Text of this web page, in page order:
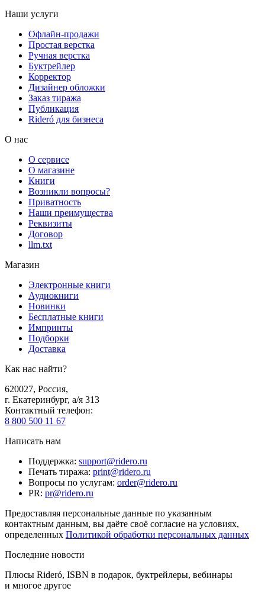
Наши услуги
Офлайн-продажи
Простая верстка
Ручная верстка
Буктрейлер
Корректор
Дизайнер обложки
Заказ тиража
Публикация
Rideró для бизнеса
О нас
О сервисе
О магазине
Книги
Возникли вопросы?
Приватность
Наши преимущества
Реквизиты
Договор
llm.txt
Магазин
Электронные книги
Аудиокниги
Новинки
Бесплатные книги
Импринты
Подборки
Доставка
Как нас найти?
620027, Россия,
г. Екатеринбург, а/я 313
Контактный телефон:
8 800 500 11 67
Написать нам
Поддержка: support@ridero.ru
Печать тиража: print@ridero.ru
Вопросы по услугам: order@ridero.ru
PR: pr@ridero.ru
Предоставляя персональные данные по указанным
контактным данным, вы даёте своё согласие на условиях,
определенных Политикой обработки персональных данных
Последние новости
Плюсы Rideró, ISBN в подарок, буктрейлеры, вебинары
и многое другое